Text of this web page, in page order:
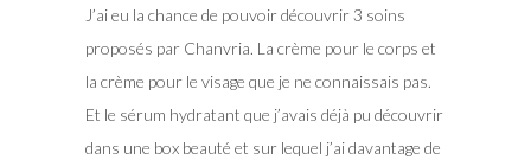
J’ai eu la chance de pouvoir découvrir 3 soins
proposés par Chanvria. La crème pour le corps et
la crème pour le visage que je ne connaissais pas.
Et le sérum hydratant que j’avais déjà pu découvrir
dans une box beauté et sur lequel j’ai davantage de